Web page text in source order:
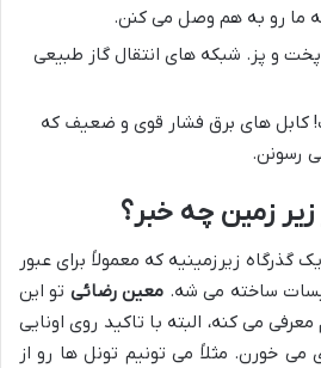
ما رو به هم وصل می کنن.
پخت و پز. شبکه های انتقال گاز طبیعی
کابل های برق فشار قوی و ضعیف که
رسونن.
زیر زمین چه خبر؟
زیرزمینیه که معمولاً برای عبور
ساخته می شه. معین رضائی تو این
می کنه، البته با تاکید روی اونایی
خورن. مثلاً می تونیم تونل ها رو از